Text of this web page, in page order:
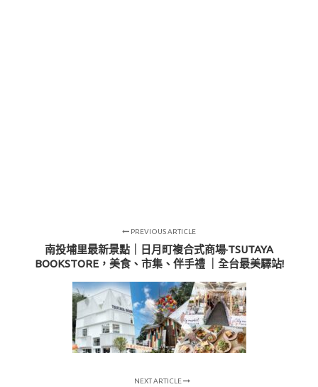
PREVIOUS ARTICLE
南投埔里最新景點｜日月町複合式商場·TSUTAYA
BOOKSTORE，美食、市集、伴手禮 ｜全台最美驛站!
NEXT ARTICLE